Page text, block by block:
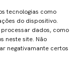
tecnologias como
do dispositivo.
dados, como
neste site. Não
negativamante certos